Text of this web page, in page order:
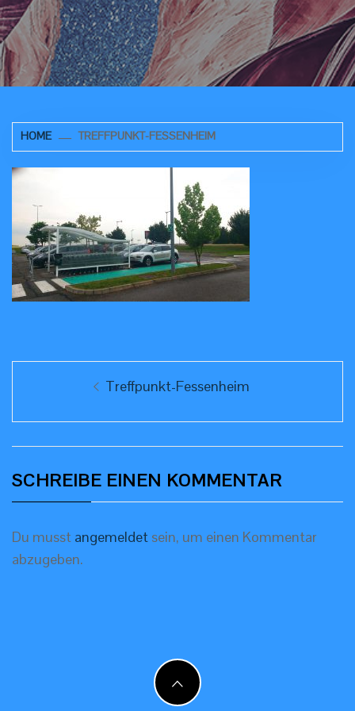
HOME TREFFPUNKT-FESSENHEIM
Beitragsnavigation
Previous
Treffpunkt-Fessenheim
SCHREIBE EINEN KOMMENTAR
Du musst angemeldet sein, um einen Kommentar
abzugeben.